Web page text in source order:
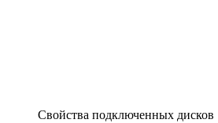
Свойства подключенных дисков